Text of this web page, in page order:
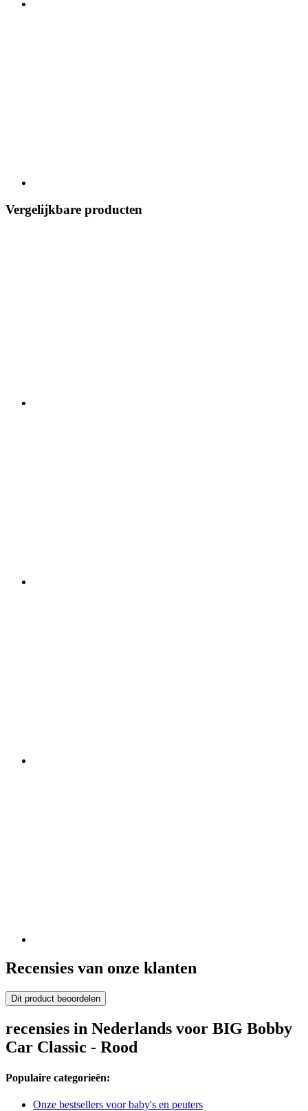
Vergelijkbare producten
Recensies van onze klanten
Dit product beoordelen
recensies in Nederlands voor BIG Bobby
Car Classic - Rood
Populaire categorieën:
Onze bestsellers voor baby's en peuters